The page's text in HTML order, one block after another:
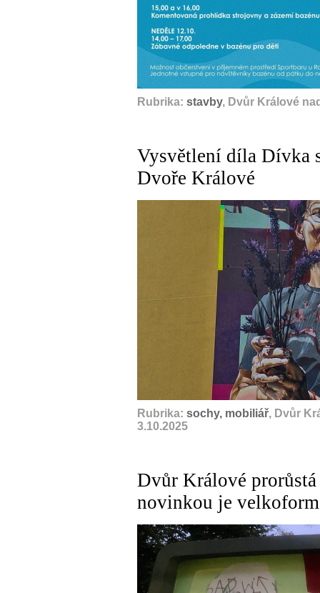
Rubrika: stavby, Dvůr Králové
Vysvětlení díla Dívka
Dvoře Králové
Rubrika: sochy, mobiliář, Dvůr
3.10.2025
Dvůr Králové
novinkou je